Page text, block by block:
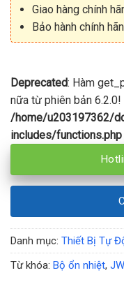
Giao hàng chính
Bảo hành chính
Deprecated: Hàm
nữa từ phiên bản
/home/u203197362/
includes/functions.php
Danh mục: Thiết Bị Tự
Từ khóa: Bộ ổn nhiệt,